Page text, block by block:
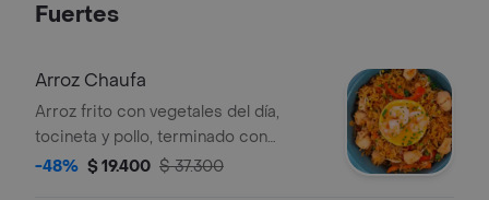
Fuertes
Arroz Chaufa
Arroz frito con vegetales del día,
tocineta y pollo, terminado con
camarón.
-48% $ 19.400 $ 37.300